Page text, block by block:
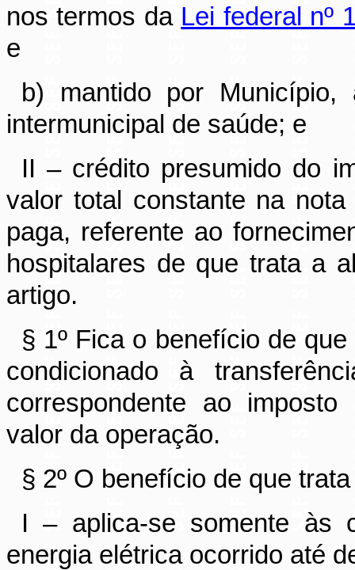
nos termos da Lei federal nº
e
b) mantido por
intermunicipal de saúde; e
II – crédito presumido do
valor total constante na
paga, referente ao
hospitalares de que trata a
artigo.
§ 1º Fica o benefício de
condicionado à
correspondente ao
valor da operação.
§ 2º O benefício de que
I – aplica-se somente às
energia elétrica ocorrido até